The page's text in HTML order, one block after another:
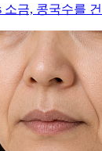
소금, 콩국수를